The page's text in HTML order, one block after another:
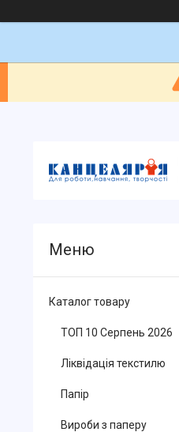
Каталог товару
ТОП 10 Серпень 2026
Ліквідація текстилю
Папір
Вироби з паперу